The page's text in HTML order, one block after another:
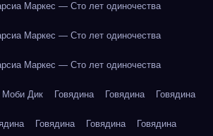
Маркес — Сто лет одиночества
Маркес — Сто лет одиночества
Маркес — Сто лет одиночества
Дик Говядина Говядина Говядина
Говядина Говядина Говядина